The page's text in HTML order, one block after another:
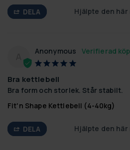
DELA Hjälpte den
Anonymous
Bra kettlebell
Bra form och storlek. Står stabilt.
Fit'n Shape Kettlebell (4-40kg)
DELA Hjälpte den